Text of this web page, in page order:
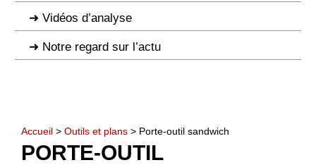
Vidéos d’analyse
Notre regard sur l’actu
Accueil > Outils et plans > Porte-outil sandwich
PORTE-OUTIL